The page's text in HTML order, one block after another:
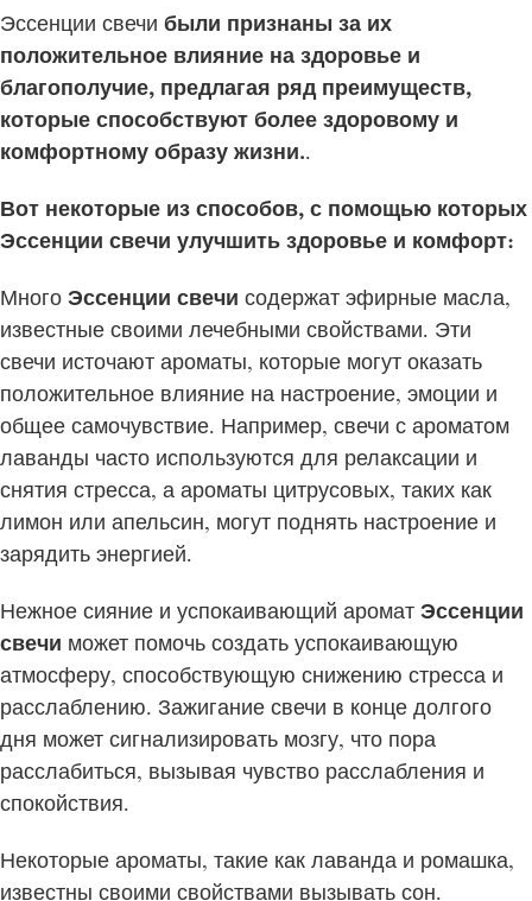
Эссенции свечи были признаны за их
положительное влияние на здоровье и
благополучие, предлагая ряд преимуществ,
которые способствуют более здоровому и
комфортному образу жизни..
Вот некоторые из способов, с помощью которых
Эссенции свечи улучшить здоровье и комфорт:
Много Эссенции свечи содержат эфирные масла,
известные своими лечебными свойствами. Эти
свечи источают ароматы, которые могут оказать
положительное влияние на настроение, эмоции и
общее самочувствие. Например, свечи с ароматом
лаванды часто используются для релаксации и
снятия стресса, а ароматы цитрусовых, таких как
лимон или апельсин, могут поднять настроение и
зарядить энергией.
Нежное сияние и успокаивающий аромат Эссенции
свечи может помочь создать успокаивающую
атмосферу, способствующую снижению стресса и
расслаблению. Зажигание свечи в конце долгого
дня может сигнализировать мозгу, что пора
расслабиться, вызывая чувство расслабления и
спокойствия.
Некоторые ароматы, такие как лаванда и ромашка,
известны своими свойствами вызывать сон.